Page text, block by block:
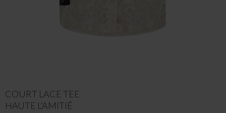
COURT LACE TEE
HAUTE L'AMITIÉ